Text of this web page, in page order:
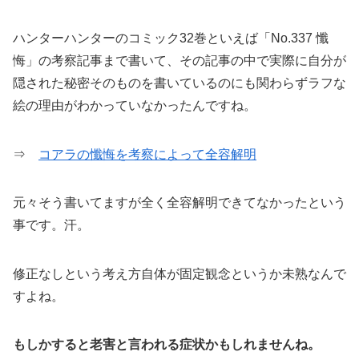
ハンターハンターのコミック32巻といえば「No.337 懺
悔」の考察記事まで書いて、その記事の中で実際に自分が
隠された秘密そのものを書いているのにも関わらずラフな
絵の理由がわかっていなかったんですね。
⇒ コアラの懺悔を考察によって全容解明
元々そう書いてますが全く全容解明できてなかったという
事です。汗。
修正なしという考え方自体が固定観念というか未熟なんで
すよね。
もしかすると老害と言われる症状かもしれませんね。